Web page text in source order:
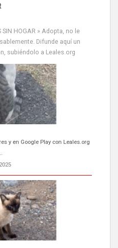
SIN HOGAR » Adopta, no le
Difunde aquí un
subiéndolo a Leales.org
y en Google Play con Leales.org